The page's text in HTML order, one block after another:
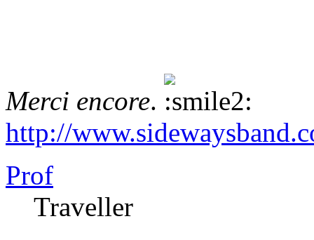
Merci encore.
http://
Prof
Traveller